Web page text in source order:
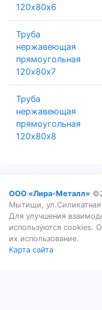
120х80х6
Труба
нержавеющая
прямоугольная
120х80х7
Труба
нержавеющая
прямоугольная
120х80х8
ООО «Лира-Металл»
Мытищи, ул.Силикатная
Для улучшения
используются cookies.
их использование.
Карта сайта